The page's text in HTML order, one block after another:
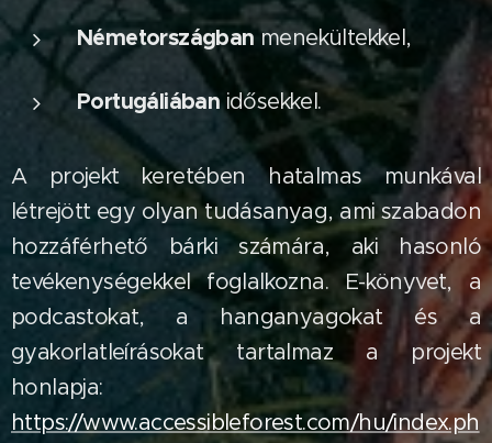
Németországban menekültekkel,
Portugáliábanidősekkel.
A projekt keretében hatalmas munkával
létrejött egy olyan tudásanyag, ami szabadon
hozzáférhető bárki számára, aki hasonló
tevékenységekkel foglalkozna. E-könyvet, a
podcastokat, a hanganyagokat és a
gyakorlatleírásokat tartalmaz a projekt
honlapja:
https://www.accessibleforest.com/hu/index.ph